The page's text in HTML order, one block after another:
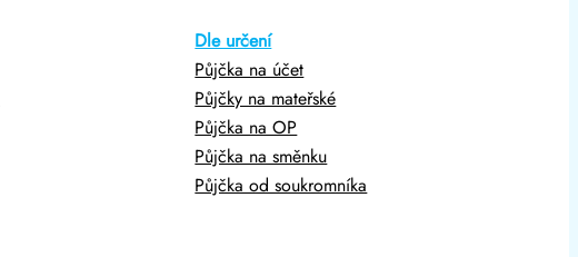
Dle určení
Půjčka na účet
Půjčky na mateřské
Půjčka na OP
Půjčka na směnku
Půjčka od soukromníka